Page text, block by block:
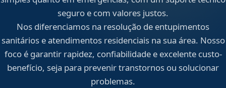
seguro e com valores justos.
Nos diferenciamos na resolução de entupimentos
sanitários e atendimentos residenciais na sua área. Nosso
foco é garantir rapidez, confiabilidade e excelente custo-
benefício, seja para prevenir transtornos ou solucionar
problemas.